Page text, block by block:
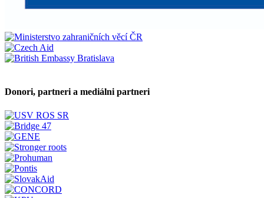
Donori, partneri a mediálni partneri